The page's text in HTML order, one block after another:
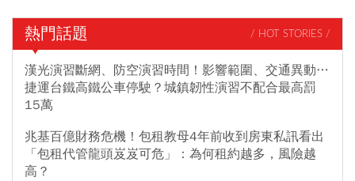
熱門話題 / HOT STORIES /
漢光演習斷網、防空演習時間！影響範圍、交通異動…
捷運台鐵高鐵公車停駛？城鎮韌性演習不配合最高罰
15萬
兆基百億財務危機！包租教母4年前收到房東私訊看出
「包租代管龍頭岌岌可危」：為何租約越多，風險越
高？